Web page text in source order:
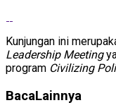
Kunjungan ini
Leadership Meeting
program Civilizing
BacaLainnya